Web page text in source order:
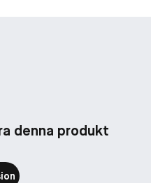
denna produkt